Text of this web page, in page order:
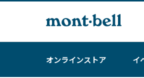
オンラインストア イ